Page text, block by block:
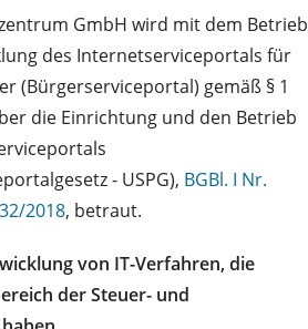
GmbH wird mit dem Betrieb
des Internetserviceportals für
(Bürgerserviceportal) gemäß § 1
die Einrichtung und den Betrieb
- USPG), BGBl. I Nr.
2018, betraut.
von IT-Verfahren, die
der Steuer- und